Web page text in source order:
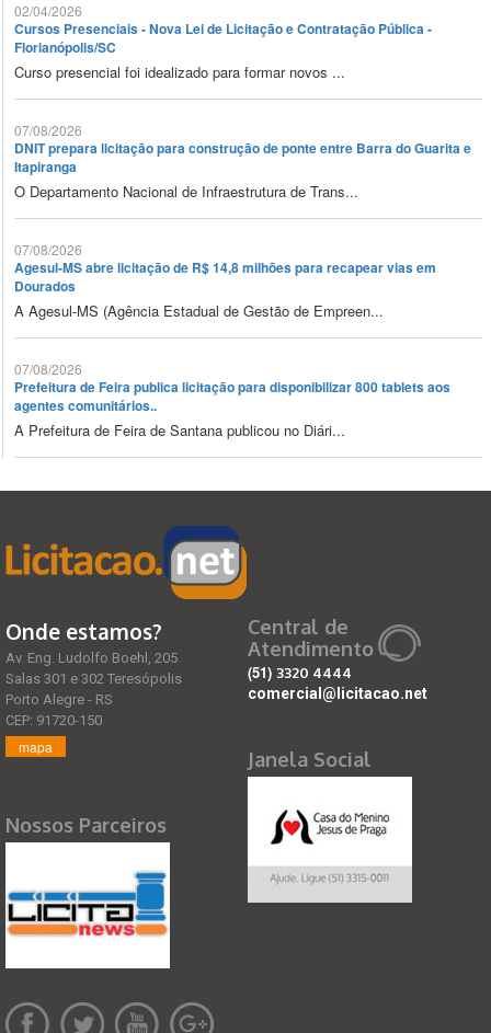
02/04/2026
Cursos Presenciais - Nova Lei de Licitação e Contratação Pública -
Florianópolis/SC
Curso presencial foi idealizado para formar novos ...
07/08/2026
DNIT prepara licitação para construção de ponte entre Barra do Guarita e
Itapiranga
O Departamento Nacional de Infraestrutura de Trans...
07/08/2026
Agesul-MS abre licitação de R$ 14,8 milhões para recapear vias em
Dourados
A Agesul-MS (Agência Estadual de Gestão de Empreen...
07/08/2026
Prefeitura de Feira publica licitação para disponibilizar 800 tablets aos
agentes comunitários..
A Prefeitura de Feira de Santana publicou no Diári...
Onde estamos?
Av. Eng. Ludolfo Boehl, 205
Salas 301 e 302 Teresópolis
Porto Alegre - RS
CEP: 91720-150
mapa
Nossos Parceiros
Central de
Atendimento
(51) 3320 4444
comercial@licitacao.net
Janela Social